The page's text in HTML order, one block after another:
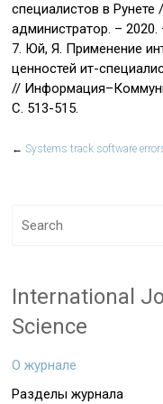
специалистов в
администратор. –
7. Юй, Я. Применение
ценностей ит-
//
С. 513-515.
← Systems track software
International
Science
О журнале
Разделы журнала